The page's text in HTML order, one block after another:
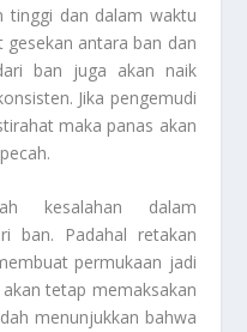
tinggi dan dalam waktu
antara ban dan
ban juga akan naik
Jika pengemudi
maka panas akan
kesalahan dalam
ban. Padahal retakan
permukaan jadi
tetap memaksakan
menunjukkan bahwa